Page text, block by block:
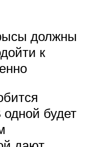
должны
к
будет